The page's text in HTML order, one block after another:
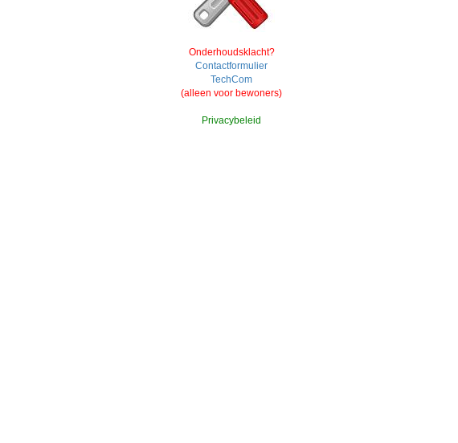
Onderhoudsklacht?
Contactformulier
TechCom
(alleen voor bewoners)
Privacybeleid